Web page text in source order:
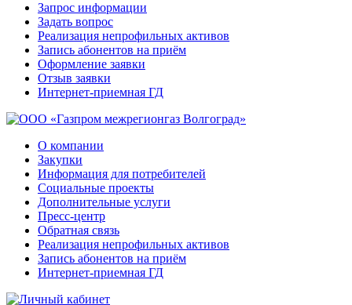
Запрос информации
Задать вопрос
Реализация непрофильных активов
Запись абонентов на приём
Оформление заявки
Отзыв заявки
Интернет-приемная ГД
О компании
Закупки
Информация для потребителей
Социальные проекты
Дополнительные услуги
Пресс-центр
Обратная связь
Реализация непрофильных активов
Запись абонентов на приём
Интернет-приемная ГД